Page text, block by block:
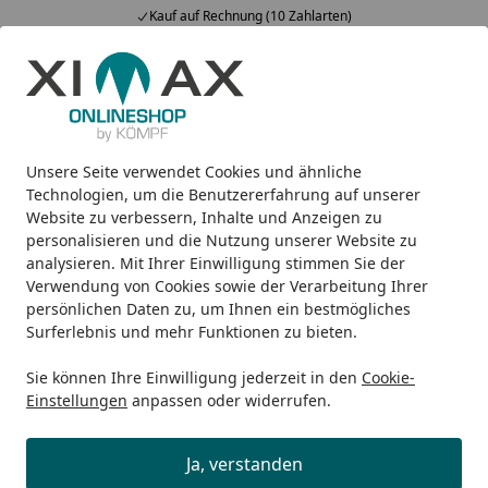
Unsere Seite verwendet Cookies und ähnliche
Technologien, um die Benutzererfahrung auf unserer
Website zu verbessern, Inhalte und Anzeigen zu
personalisieren und die Nutzung unserer Website zu
analysieren. Mit Ihrer Einwilligung stimmen Sie der
Verwendung von Cookies sowie der Verarbeitung Ihrer
persönlichen Daten zu, um Ihnen ein bestmögliches
Surferlebnis und mehr Funktionen zu bieten.
Sie können Ihre Einwilligung jederzeit in den Cookie-
Einstellungen anpassen oder widerrufen.
Ja, verstanden
Kauf auf Rechnung (10 Zahlarten)
Alle Produkte
Mein Konto
Suchen
Startseite
Design-Heizkörper Badheizkörper Ximax
Ximax Badheizkörper C1 - mit
Mittenanschluss